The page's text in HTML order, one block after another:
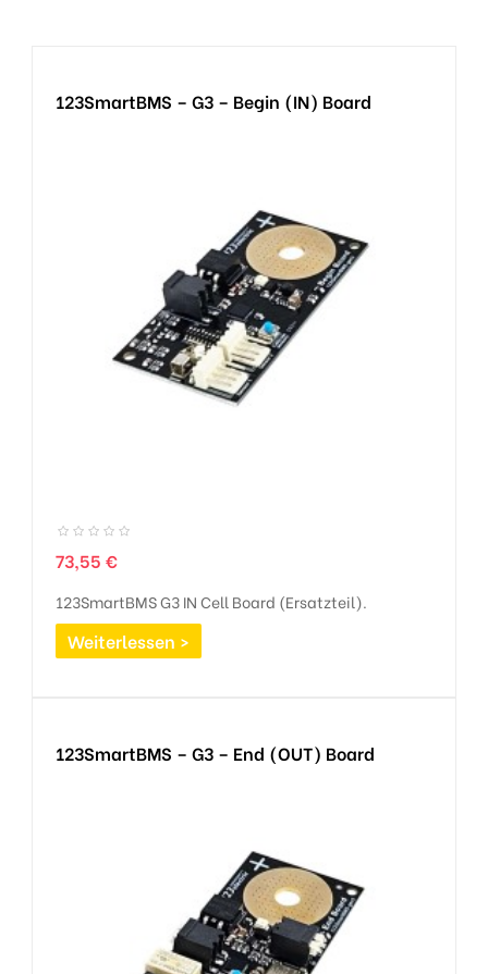
123SmartBMS – G3 – Begin (IN) Board
Preis
73,55 €
123SmartBMS G3 IN Cell Board (Ersatzteil).
Weiterlessen >
123SmartBMS – G3 – End (OUT) Board